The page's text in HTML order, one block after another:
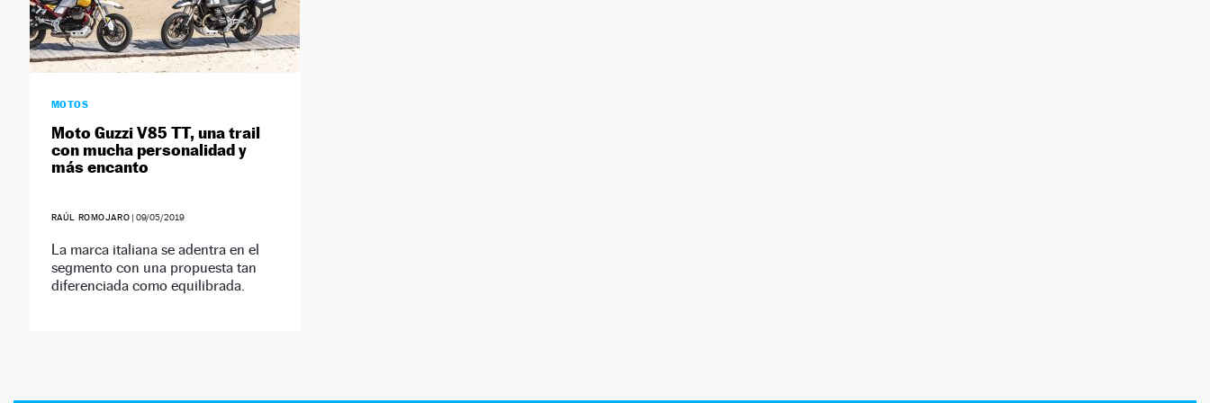
MOTOS
Moto Guzzi V85 TT, una trail
con mucha personalidad y
más encanto
RAÚL ROMOJARO |09/05/2019
La marca italiana se adentra en el
segmento con una propuesta tan
diferenciada como equilibrada.